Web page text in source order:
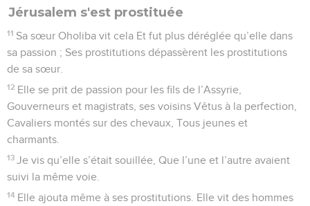
Jérusalem s'est prostituée
11 Sa sœur Oholiba vit cela Et fut plus déréglée qu’elle dans
sa passion ; Ses prostitutions dépassèrent les prostitutions
de sa sœur.
12 Elle se prit de passion pour les fils de l’Assyrie,
Gouverneurs et magistrats, ses voisins Vêtus à la perfection,
Cavaliers montés sur des chevaux, Tous jeunes et
charmants.
13 Je vis qu’elle s’était souillée, Que l’une et l’autre avaient
suivi la même voie.
14 Elle ajouta même à ses prostitutions. Elle vit des hommes